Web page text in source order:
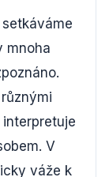
mnoha
V
váže k